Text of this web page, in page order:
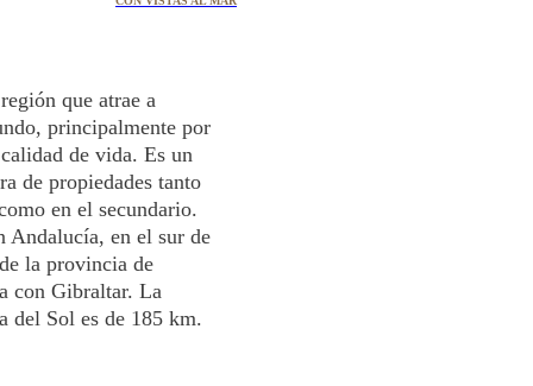
que atrae a
principalmente por
de vida. Es un
de propiedades tanto
en el secundario.
Andalucía, en el sur de
la provincia de
con Gibraltar. La
del Sol es de 185 km.